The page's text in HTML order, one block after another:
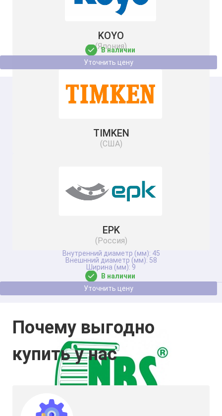
В наличии
Уточнить цену
Подшипник NKX45-Z NBS
45
58
9
В наличии
Уточнить цену
KOYO
(Япония)
TIMKEN
(США)
EPK
(Россия)
Почему выгодно
купить у нас